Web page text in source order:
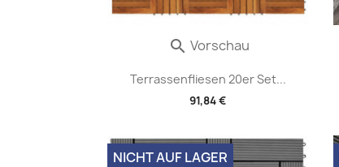
Terrassenfliesen 20er Set...
91,84 €
 Vorschau
NICHT AUF LAGER